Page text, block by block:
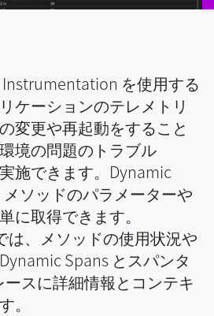
を使用する
ケーションのテレメトリ
変更や再起動をすること
境の問題のトラブル
施できます。Dynamic
ソッドのパラメーターや
に取得できます。
は、メソッドの使用状況や
Spans とスパンタ
ースに詳細情報とコンテキ
。